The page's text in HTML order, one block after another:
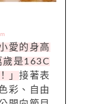
小愛的身高
歲是163C
」 接著表
彩、自由